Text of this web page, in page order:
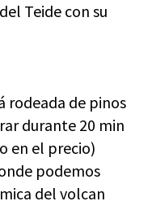
Teide con su
rodeada de pinos
durante 20 min
en el precio)
podemos
del volcan